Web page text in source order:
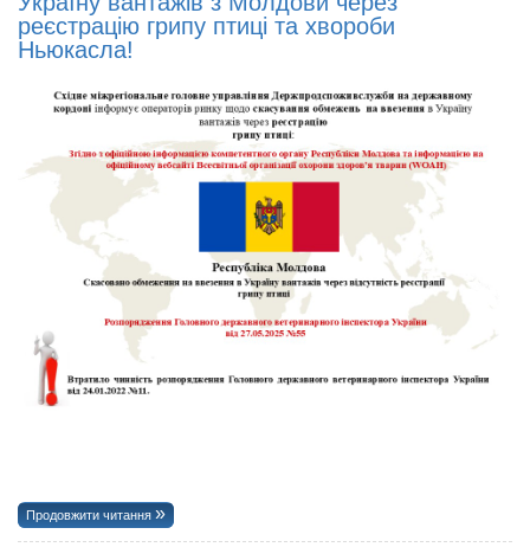
реєстрацію грипу птиці та хвороби
Ньюкасла!
Продовжити читання